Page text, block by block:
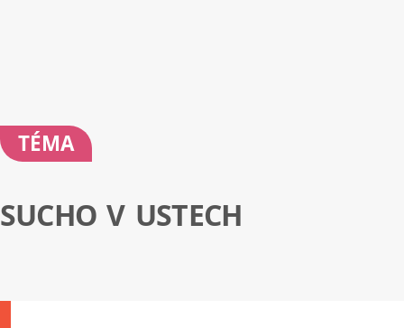
TÉMA
SUCHO V USTECH